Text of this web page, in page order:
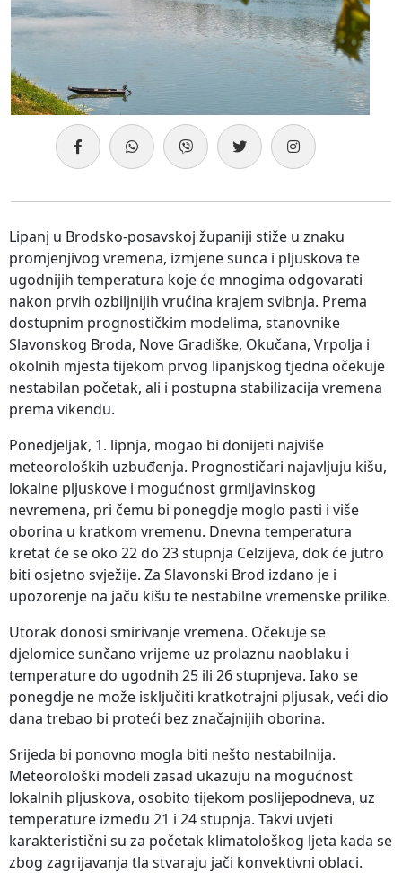
Lipanj u Brodsko-posavskoj županiji stiže u znaku
promjenjivog vremena, izmjene sunca i pljuskova te
ugodnijih temperatura koje će mnogima odgovarati
nakon prvih ozbiljnijih vrućina krajem svibnja. Prema
dostupnim prognostičkim modelima, stanovnike
Slavonskog Broda, Nove Gradiške, Okučana, Vrpolja i
okolnih mjesta tijekom prvog lipanjskog tjedna očekuje
nestabilan početak, ali i postupna stabilizacija vremena
prema vikendu.
Ponedjeljak, 1. lipnja, mogao bi donijeti najviše
meteoroloških uzbuđenja. Prognostičari najavljuju kišu,
lokalne pljuskove i mogućnost grmljavinskog
nevremena, pri čemu bi ponegdje moglo pasti i više
oborina u kratkom vremenu. Dnevna temperatura
kretat će se oko 22 do 23 stupnja Celzijeva, dok će jutro
biti osjetno svježije. Za Slavonski Brod izdano je i
upozorenje na jaču kišu te nestabilne vremenske prilike.
Utorak donosi smirivanje vremena. Očekuje se
djelomice sunčano vrijeme uz prolaznu naoblaku i
temperature do ugodnih 25 ili 26 stupnjeva. Iako se
ponegdje ne može isključiti kratkotrajni pljusak, veći dio
dana trebao bi proteći bez značajnijih oborina.
Srijeda bi ponovno mogla biti nešto nestabilnija.
Meteorološki modeli zasad ukazuju na mogućnost
lokalnih pljuskova, osobito tijekom poslijepodneva, uz
temperature između 21 i 24 stupnja. Takvi uvjeti
karakteristični su za početak klimatološkog ljeta kada se
zbog zagrijavanja tla stvaraju jači konvektivni oblaci.